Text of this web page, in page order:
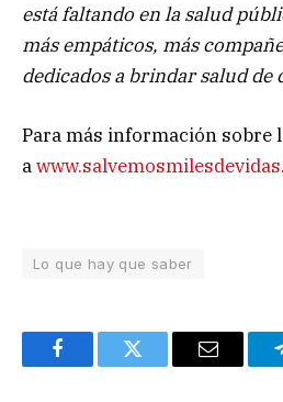
está faltando en la salud
más empáticos, más
dedicados a brindar salud de
Para más información sobre
a
Lo que hay que saber
FacebookTwitter Email